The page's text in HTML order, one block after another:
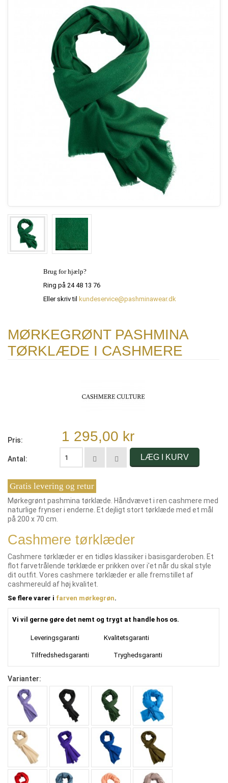
Brug for hjælp?
Ring på 24 48 13 76
Eller skriv til kundeservice@pashminawear.dk
MØRKEGRØNT PASHMINA
TØRKLÆDE I CASHMERE
Pris: 1 295,00 kr
Antal: LÆG I KURV
Gratis levering og retur
Mørkegrønt pashmina tørklæde. Håndvævet i ren cashmere med
naturlige frynser i enderne. Et dejligt stort tørklæde med et mål
på 200 x 70 cm.
Cashmere tørklæder
Cashmere tørklæder er en tidløs klassiker i basisgarderoben. Et
flot farvetrålende tørklæde er prikken over i'et når du skal style
dit outfit. Vores cashmere tørklæder er alle fremstillet af
cashmereuld af høj kvalitet.
Se flere varer i farven mørkegrøn.
Vi vil gerne gøre det nemt og trygt at handle hos os.
Leveringsgaranti Kvalitetsgaranti
Tilfredshedsgaranti Tryghedsgaranti
Varianter: